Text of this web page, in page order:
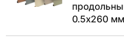
0.5х260 мм